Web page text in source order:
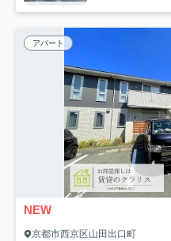
アパート
NEW
京都市西京区山田出口町